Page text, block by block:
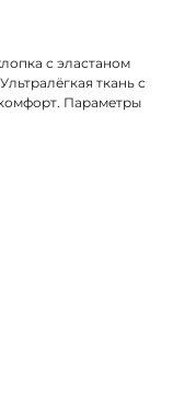
с эластаном
ткань с
Параметры